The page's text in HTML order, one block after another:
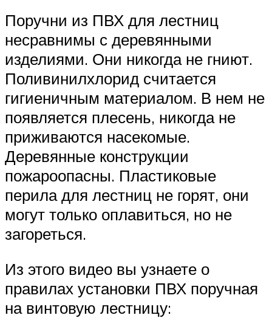
Поручни из ПВХ для лестниц
несравнимы с деревянными
изделиями. Они никогда не гниют.
Поливинилхлорид считается
гигиеничным материалом. В нем не
появляется плесень, никогда не
приживаются насекомые.
Деревянные конструкции
пожароопасны. Пластиковые
перила для лестниц не горят, они
могут только оплавиться, но не
загореться.
Из этого видео вы узнаете о
правилах установки ПВХ поручная
на винтовую лестницу: